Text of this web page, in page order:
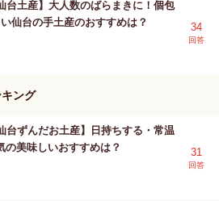
台土産】大人数のばらまきに！個包
仙台の手土産のおすすめは？
34
回答
ング
台ずんだお土産】日持ちする・常温
の美味しいおすすめは？
31
回答